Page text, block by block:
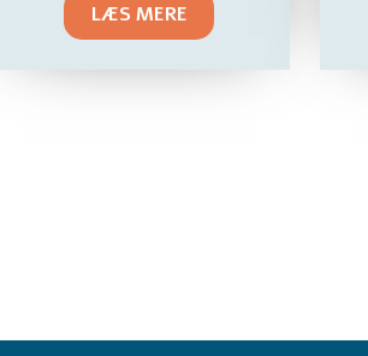
LÆS MERE